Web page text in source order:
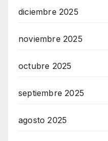
diciembre 2025
noviembre 2025
octubre 2025
septiembre 2025
agosto 2025